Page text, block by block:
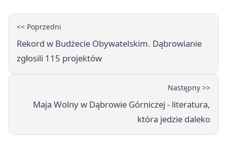
<< Poprzedni
Rekord w Budżecie Obywatelskim. Dąbrowianie
zgłosili 115 projektów
Następny >>
Maja Wolny w Dąbrowie Górniczej - literatura,
która jedzie daleko